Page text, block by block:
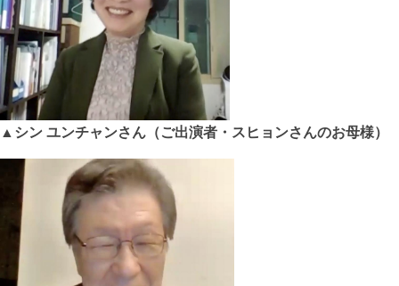
▲シン ユンチャンさん（ご出演者・スヒョンさんのお母様）